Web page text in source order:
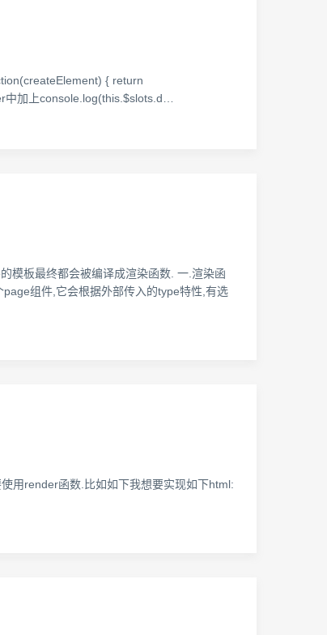
{ return
加上console.log(this.$slots.d…
模板最终都会被编译成渲染函数. 一.渲染函
组件,它会根据外部传入的type特性,有选
用render函数.比如如下我想要实现如下html: